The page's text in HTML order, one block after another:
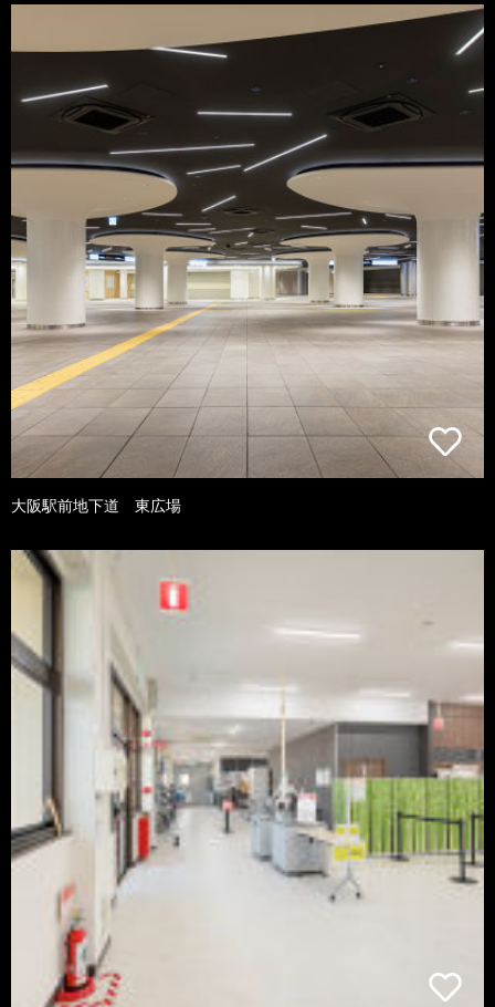
大阪駅前地下道 東広場